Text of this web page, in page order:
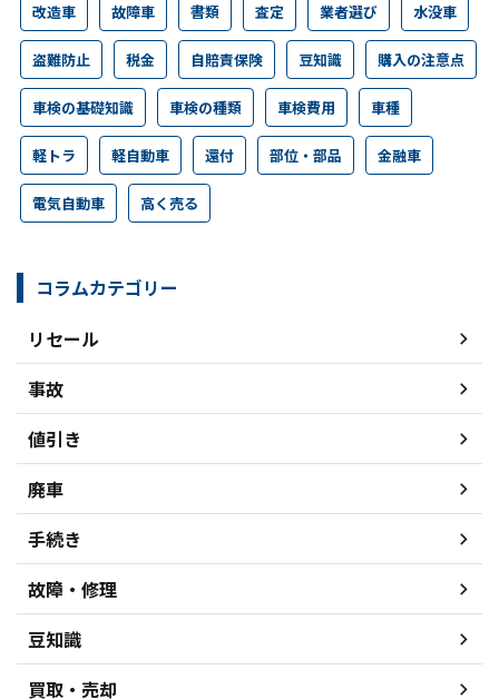
改造車 故障車 書類 査定 業者選び 水没車
盗難防止 税金 自賠責保険 豆知識 購入の注意点
車検の基礎知識 車検の種類 車検費用 車種
軽トラ 軽自動車 還付 部位・部品 金融車
電気自動車 高く売る
コラムカテゴリー
リセール
事故
値引き
廃車
手続き
故障・修理
豆知識
買取・売却